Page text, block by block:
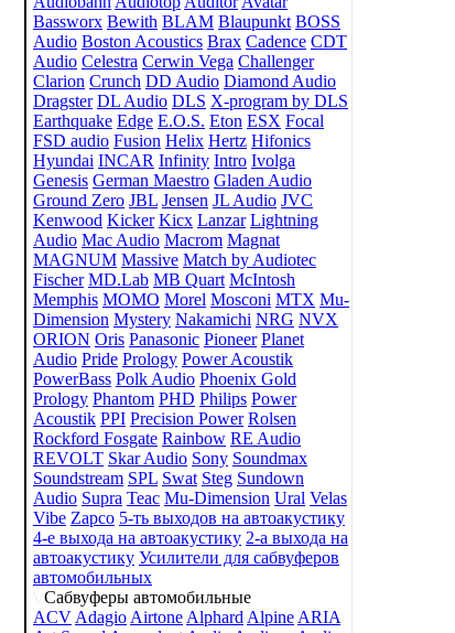
Bassworx Bewith BLAM Blaupunkt BOSS
Audio Boston Acoustics Brax Cadence CDT
Audio Celestra Cerwin Vega Challenger
Clarion Crunch DD Audio Diamond Audio
Dragster DL Audio DLS X-program by DLS
Earthquake Edge E.O.S. Eton ESX Focal
FSD audio Fusion Helix Hertz Hifonics
Hyundai INCAR Infinity Intro Ivolga
Genesis German Maestro Gladen Audio
Ground Zero JBL Jensen JL Audio JVC
Kenwood Kicker Kicx Lanzar Lightning
Audio Mac Audio Macrom Magnat
MAGNUM Massive Match by Audiotec
Fischer MD.Lab MB Quart McIntosh
Memphis MOMO Morel Mosconi MTX Mu-
Dimension Mystery Nakamichi NRG NVX
ORION Oris Panasonic Pioneer Planet
Audio Pride Prology Power Acoustik
PowerBass Polk Audio Phoenix Gold
Prology Phantom PHD Philips Power
Acoustik PPI Precision Power Rolsen
Rockford Fosgate Rainbow RE Audio
REVOLT Skar Audio Sony Soundmax
Soundstream SPL Swat Steg Sundown
Audio Supra Teac Mu-Dimension Ural Velas
Vibe Zapco 5-ть выходов на автоакустику
4-е выхода на автоакустику 2-а выхода на
автоакустику Усилители для сабвуферов
автомобильных
Сабвуферы автомобильные
ACV Adagio Airtone Alphard Alpine ARIA